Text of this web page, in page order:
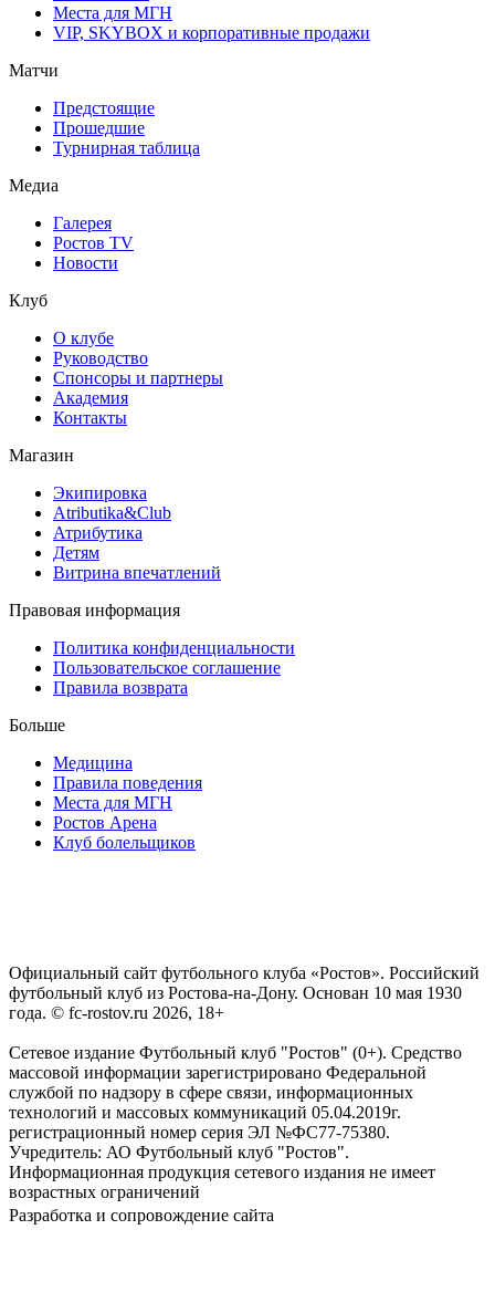
Места для МГН
VIP, SKYBOX и корпоративные продажи
Матчи
Предстоящие
Прошедшие
Турнирная таблица
Медиа
Галерея
Ростов TV
Новости
Клуб
О клубе
Руководство
Спонсоры и партнеры
Академия
Контакты
Магазин
Экипировка
Atributika&Club
Атрибутика
Детям
Витрина впечатлений
Правовая информация
Политика конфиденциальности
Пользовательское соглашение
Правила возврата
Больше
Медицина
Правила поведения
Места для МГН
Ростов Арена
Клуб болельщиков
Официальный сайт футбольного клуба «Ростов». Российский
футбольный клуб из Ростова-на-Дону. Основан 10 мая 1930
года. © fc-rostov.ru 2026, 18+
Сетевое издание Футбольный клуб "Ростов" (0+). Средство
массовой информации зарегистрировано Федеральной
службой по надзору в сфере связи, информационных
технологий и массовых коммуникаций 05.04.2019г.
регистрационный номер серия ЭЛ №ФС77-75380.
Учредитель: АО Футбольный клуб "Ростов".
Информационная продукция сетевого издания не имеет
возрастных ограничений
Разработка и сопровождение сайта